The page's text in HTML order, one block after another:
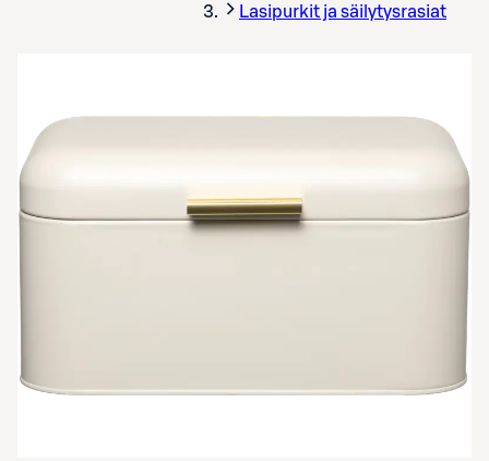
Lasipurkit ja säilytysrasiat